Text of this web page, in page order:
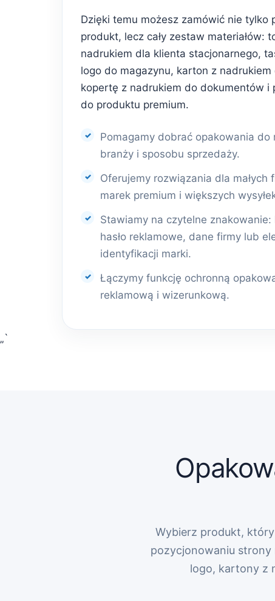
Dzięki temu możesz zamówić nie tylko
produkt, lecz cały zestaw materiałów:
nadrukiem dla klienta stacjonarnego,
logo do magazynu, karton z nadrukiem
kopertę z nadrukiem do dokumentów i
do produktu premium.
Pomagamy dobrać opakowania do
branży i sposobu sprzedaży.
Oferujemy rozwiązania dla małych
marek premium i większych
Stawiamy na czytelne znakowanie:
hasło reklamowe, dane firmy lub
identyfikacji marki.
Łączymy funkcję ochronną
reklamową i wizerunkową.
„`
Wybierz produkt, który
pozycjonowaniu strony
logo, kartony z